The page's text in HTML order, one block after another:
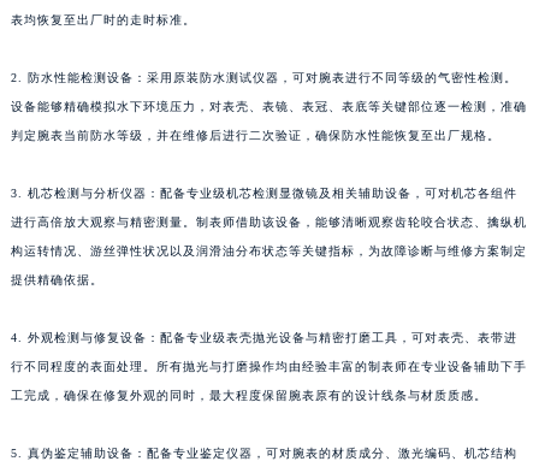
表均恢复至出厂时的走时标准。
2. 防水性能检测设备：采用原装防水测试仪器，可对腕表进行不同等级的气密性检测。
设备能够精确模拟水下环境压力，对表壳、表镜、表冠、表底等关键部位逐一检测，准确
判定腕表当前防水等级，并在维修后进行二次验证，确保防水性能恢复至出厂规格。
3. 机芯检测与分析仪器：配备专业级机芯检测显微镜及相关辅助设备，可对机芯各组件
进行高倍放大观察与精密测量。制表师借助该设备，能够清晰观察齿轮咬合状态、擒纵机
构运转情况、游丝弹性状况以及润滑油分布状态等关键指标，为故障诊断与维修方案制定
提供精确依据。
4. 外观检测与修复设备：配备专业级表壳抛光设备与精密打磨工具，可对表壳、表带进
行不同程度的表面处理。所有抛光与打磨操作均由经验丰富的制表师在专业设备辅助下手
工完成，确保在修复外观的同时，最大程度保留腕表原有的设计线条与材质质感。
5. 真伪鉴定辅助设备：配备专业鉴定仪器，可对腕表的材质成分、激光编码、机芯结构